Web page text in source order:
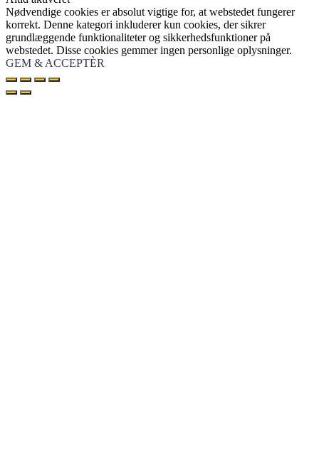
Nødvendige cookies er absolut vigtige for, at webstedet fungerer
korrekt. Denne kategori inkluderer kun cookies, der sikrer
grundlæggende funktionaliteter og sikkerhedsfunktioner på
webstedet. Disse cookies gemmer ingen personlige oplysninger.
GEM & ACCEPTÈR